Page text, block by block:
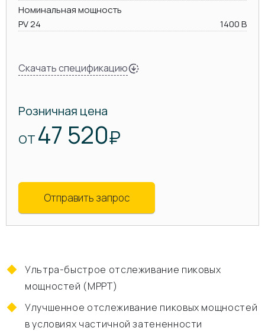
Номинальная мощность
PV 24
1400 В
Скачать спецификацию
Розничная цена
ОТ 47 520₽
Отправить запрос
Ультра-быстрое отслеживание пиковых
мощностей (MPPT)
Улучшенное отслеживание пиковых мощностей
в условиях частичной затененности